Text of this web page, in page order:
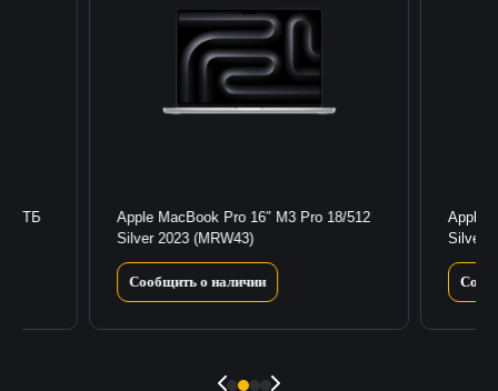
1ТБ
Apple MacBook Pro 16″ M3 Pro 18/512
Silver 2023 (MRW43)
Сообщить о наличии
Apple
Silver